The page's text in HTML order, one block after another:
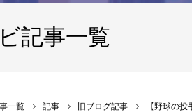
記事一覧
一覧 記事 旧ブログ記事 【野球の